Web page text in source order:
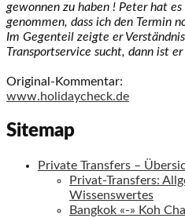
gewonnen zu haben ! Peter hat
genommen, dass ich den Termin
Im Gegenteil zeigte er
Transportservice sucht, dann ist
Original-Kommentar:
www.holidaycheck.de
Sitemap
Private Transfers –
Privat-Transfers:
Wissenswertes
Bangkok «-» Koh